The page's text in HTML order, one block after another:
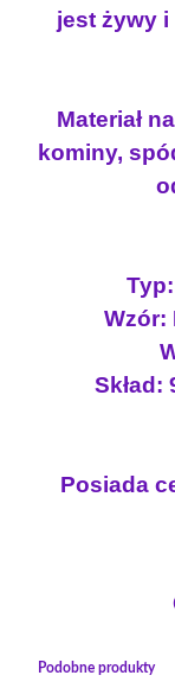
jest żywy
Materiał
kominy,
Wzór:
Skład:
Posiada
Podobne produkty